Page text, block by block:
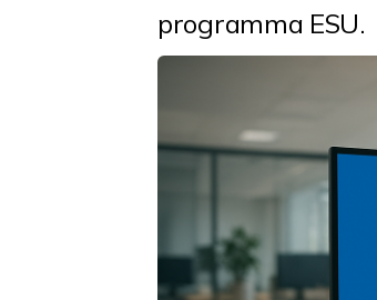
programma ESU.